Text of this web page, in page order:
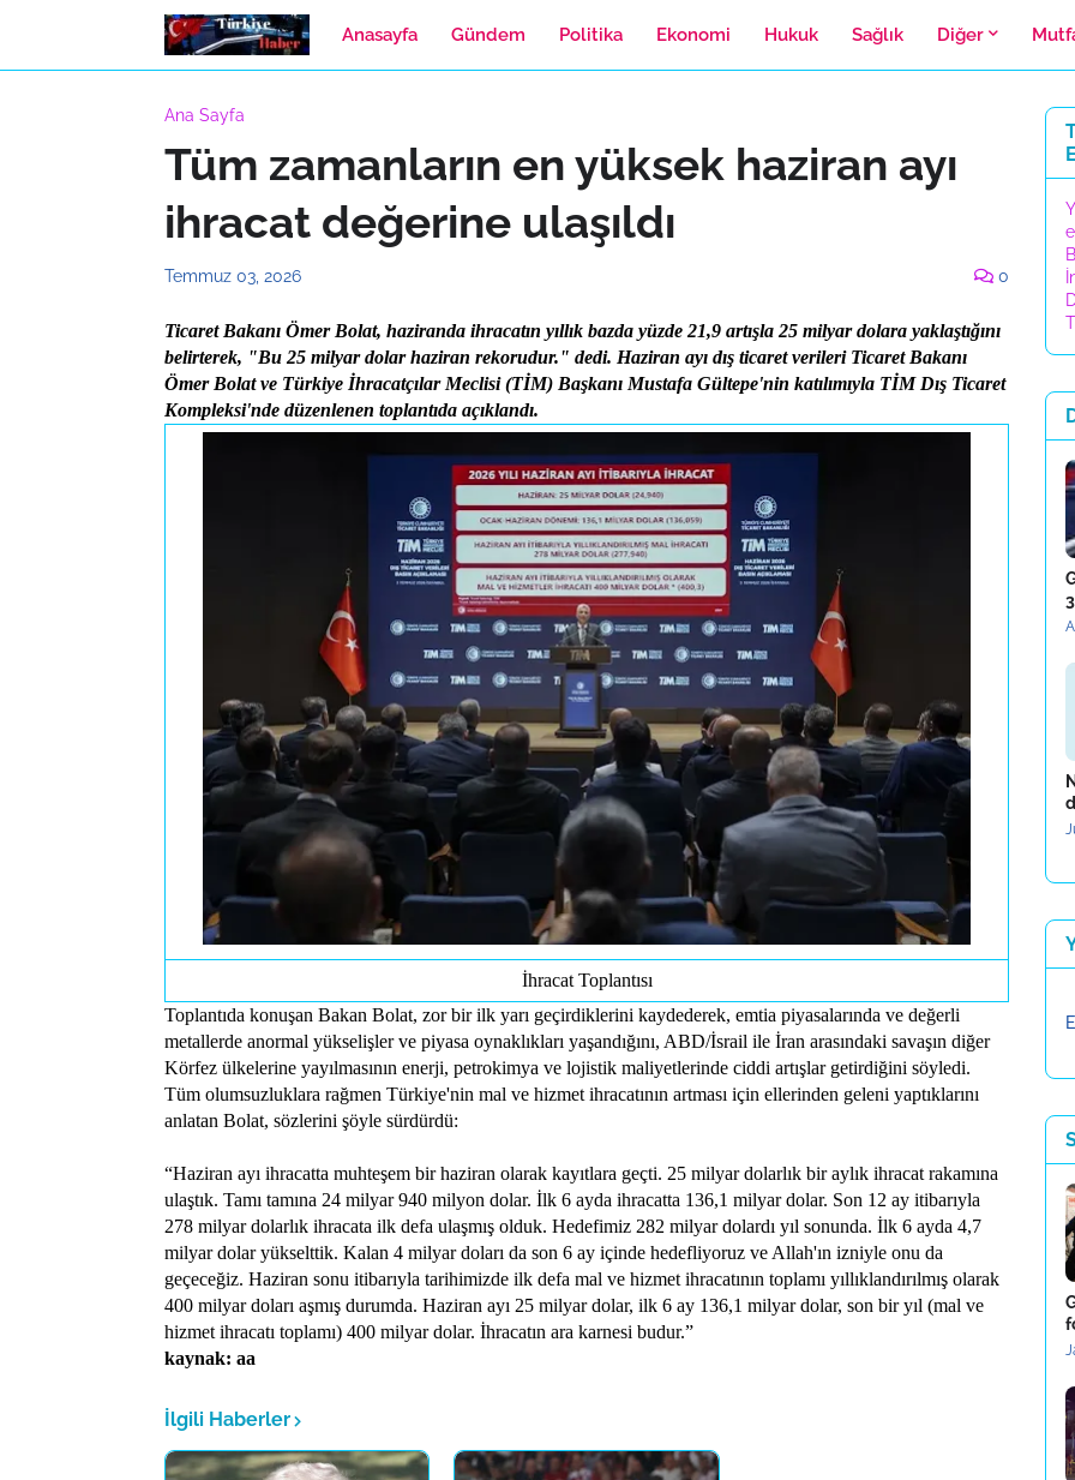
Anasayfa Gündem Politika Ekonomi Hukuk Sağlık Diğer
Ana Sayfa
Tüm zamanların en yüksek haziran ayı
ihracat değerine ulaşıldı
Temmuz 03, 2026 0
Ticaret Bakanı Ömer Bolat, haziranda ihracatın yıllık bazda yüzde 21,9 artışla 25 milyar dolara yaklaştığını
belirterek, "Bu 25 milyar dolar haziran rekorudur." dedi. Haziran ayı dış ticaret verileri Ticaret Bakanı
Ömer Bolat ve Türkiye İhracatçılar Meclisi (TİM) Başkanı Mustafa Gültepe'nin katılımıyla TİM Dış Ticaret
Kompleksi'nde düzenlenen toplantıda açıklandı.
İhracat Toplantısı
Toplantıda konuşan Bakan Bolat, zor bir ilk yarı geçirdiklerini kaydederek, emtia piyasalarında ve değerli
metallerde anormal yükselişler ve piyasa oynaklıkları yaşandığını, ABD/İsrail ile İran arasındaki savaşın diğer
Körfez ülkelerine yayılmasının enerji, petrokimya ve lojistik maliyetlerinde ciddi artışlar getirdiğini söyledi.
Tüm olumsuzluklara rağmen Türkiye'nin mal ve hizmet ihracatının artması için ellerinden geleni yaptıklarını
anlatan Bolat, sözlerini şöyle sürdürdü:
“Haziran ayı ihracatta muhteşem bir haziran olarak kayıtlara geçti. 25 milyar dolarlık bir aylık ihracat rakamına
ulaştık. Tamı tamına 24 milyar 940 milyon dolar. İlk 6 ayda ihracatta 136,1 milyar dolar. Son 12 ay itibarıyla
278 milyar dolarlık ihracata ilk defa ulaşmış olduk. Hedefimiz 282 milyar dolardı yıl sonunda. İlk 6 ayda 4,7
milyar dolar yükselttik. Kalan 4 milyar doları da son 6 ay içinde hedefliyoruz ve Allah'ın izniyle onu da
geçeceğiz. Haziran sonu itibarıyla tarihimizde ilk defa mal ve hizmet ihracatının toplamı yıllıklandırılmış olarak
400 milyar doları aşmış durumda. Haziran ayı 25 milyar dolar, ilk 6 ay 136,1 milyar dolar, son bir yıl (mal ve
hizmet ihracatı toplamı) 400 milyar dolar. İhracatın ara karnesi budur.”
kaynak: aa
İlgili Haberler